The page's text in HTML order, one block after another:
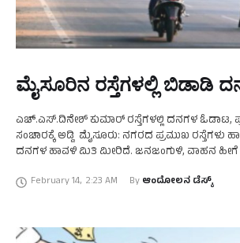
ಮೈಸೂರಿನ ರಸ್ತೆಗಳಲ್ಲಿ ಬಿಡಾಡಿ
ಎಚ್.ಎಸ್.ದಿನೇಶ್ ಕುಮಾರ್ ರಸ್ತೆಗಳಲ್ಲಿ ದನಗಳ ಓಡಾಟ,
ಸಂಚಾರಕ್ಕೆ ಅಡ್ಡಿ ಮೈಸೂರು: ನಗರದ ಪ್ರಮುಖ ರಸ್ತೆಗಳು
ದನಗಳ ಹಾವಳಿ ಮಿತಿ ಮೀರಿದೆ. ಜನಜಂಗುಳಿ, ವಾಹನ
February 14, 2:23 AM By ಆಂದೋಲನ ಡೆಸ್ಕ್